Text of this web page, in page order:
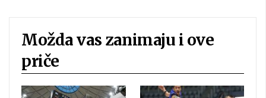
Možda vas zanimaju i ove
priče